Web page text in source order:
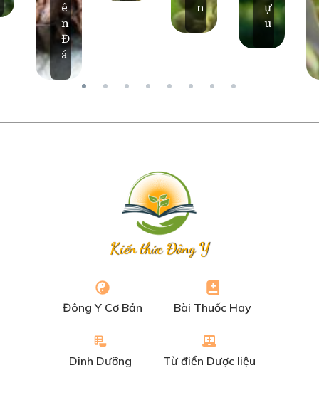
ê
n
Đ
á
n
ự
u
Kiến thức Đông Y
Đông Y Cơ Bản Bài Thuốc Hay
Dinh Dưỡng Từ điển Dược liệu